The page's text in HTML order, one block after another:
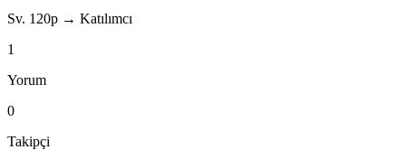
Sv. 1 20p → Katılımcı
1
Yorum
0
Takipçi